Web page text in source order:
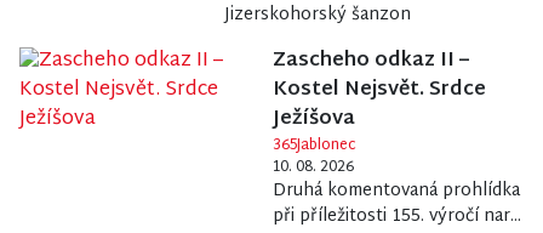
Jizerskohorský šanzon
Zascheho odkaz II –
Kostel Nejsvět. Srdce
Ježíšova
365Jablonec
10. 08. 2026
Druhá komentovaná prohlídka
při příležitosti 155. výročí nar...